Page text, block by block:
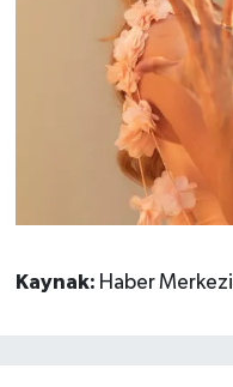
Kaynak: Haber Merkezi